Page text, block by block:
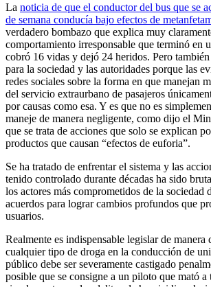
La noticia de que el conductor del bus que se
de semana conducía bajo efectos de
verdadero bombazo que explica muy
comportamiento irresponsable que terminó en
cobró 16 vidas y dejó 24 heridos. Pero
para la sociedad y las autoridades porque las
redes sociales sobre la forma en que manejan
del servicio extraurbano de pasajeros
por causas como esa. Y es que no es
maneje de manera negligente, como dijo el
que se trata de acciones que solo se explican
productos que causan “efectos de euforia”.
Se ha tratado de enfrentar el sistema y las
tenido controlado durante décadas ha sido
los actores más comprometidos de la sociedad
acuerdos para lograr cambios profundos que
usuarios.
Realmente es indispensable legislar de manera
cualquier tipo de droga en la conducción de
público debe ser severamente castigado
posible que se consigne a un piloto que mató a